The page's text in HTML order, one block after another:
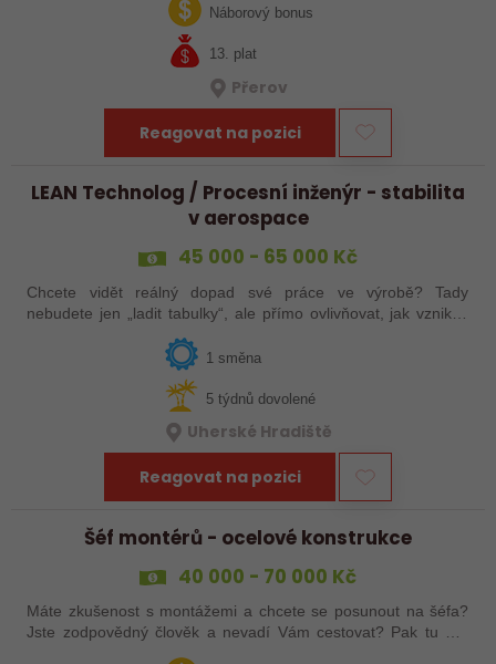
Náborový bonus
13. plat
Přerov
Reagovat na pozici
LEAN Technolog / Procesní inženýr - stabilita
v aerospace
45 000 - 65 000 Kč
Chcete vidět reálný dopad své práce ve výrobě? Tady
nebudete jen „ladit tabulky“, ale přímo ovlivňovat, jak vznikají
špičkové produkty pro letectví, obrněnou techniku nebo
dopravní systémy. Hledáme…
1 směna
5 týdnů dovolené
Uherské Hradiště
Reagovat na pozici
Šéf montérů - ocelové konstrukce
40 000 - 70 000 Kč
Máte zkušenost s montážemi a chcete se posunout na šéfa?
Jste zodpovědný člověk a nevadí Vám cestovat? Pak tu pro